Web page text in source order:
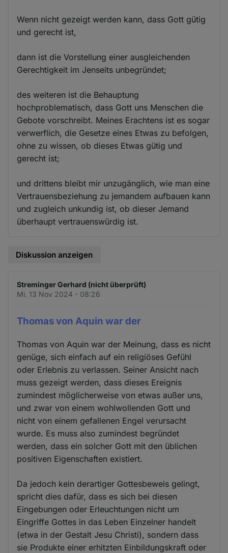
Wenn nicht gezeigt werden kann, dass Gott gütig
und gerecht ist,
dann ist die Vorstellung einer ausgleichenden
Gerechtigkeit im Jenseits unbegründet;
des weiteren ist die Behauptung
hochproblematisch, dass Gott uns Menschen die
Gebote vorschreibt. Meines Erachtens ist es sogar
verwerflich, die Gesetze eines Etwas zu befolgen,
ohne zu wissen, ob dieses Etwas gütig und
gerecht ist;
und drittens bleibt mir unzugänglich, wie man eine
Vertrauensbeziehung zu jemandem aufbauen kann
und zugleich unkundig ist, ob dieser Jemand
überhaupt vertrauenswürdig ist.
Diskussion anzeigen
Streminger Gerhard (nicht überprüft)
Mi. 13 Nov 2024 - 08:26
Thomas von Aquin war der
Thomas von Aquin war der Meinung, dass es nicht
genüge, sich einfach auf ein religiöses Gefühl
oder Erlebnis zu verlassen. Seiner Ansicht nach
muss gezeigt werden, dass dieses Ereignis
zumindest möglicherweise von etwas außer uns,
und zwar von einem wohlwollenden Gott und
nicht von einem gefallenen Engel verursacht
wurde. Es muss also zumindest begründet
werden, dass ein solcher Gott mit den üblichen
positiven Eigenschaften existiert.
Da jedoch kein derartiger Gottesbeweis gelingt,
spricht dies dafür, dass es sich bei diesen
Eingebungen oder Erleuchtungen nicht um
Eingriffe Gottes in das Leben Einzelner handelt
(etwa in der Gestalt Jesu Christi), sondern dass
sie Produkte einer erhitzten Einbildungskraft oder